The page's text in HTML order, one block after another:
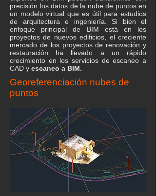
precisión los datos de la nube de puntos en
un modelo virtual que es útil para estudios
de arquitectura e ingeniería. Si bien el
enfoque principal de BIM está en los
proyectos de nuevos edificios, el creciente
mercado de los proyectos de renovación y
restauración ha llevado a un rápido
crecimiento en los servicios de escaneo a
CAD y escaneo a BIM.
Georeferenciación nubes de
puntos